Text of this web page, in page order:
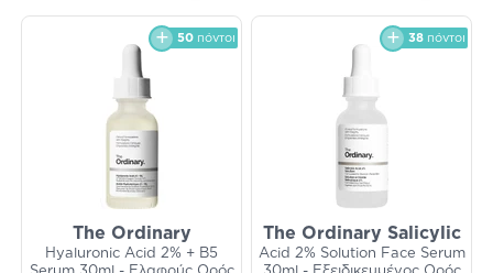
50 πόντοι
The Ordinary
Hyaluronic Acid 2% + B5
38 πόντοι
The Ordinary Salicylic
Acid 2% Solution Face Serum